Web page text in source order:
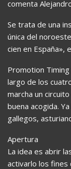
comenta
Se trata de una
única del
cien en España»,
Promotion
largo de los
marcha un
buena acogida.
gallegos,
Apertura
La idea es abrir
activarlo los